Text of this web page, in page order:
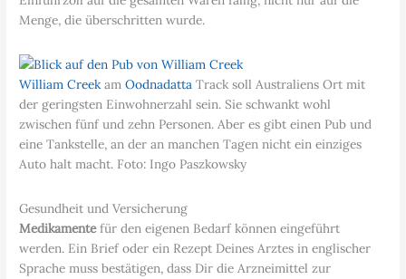
Menge, die überschritten wurde.
William CreekamOodnadatta Track soll Australiens Ort mit
der geringsten Einwohnerzahl sein. Sie schwankt wohl
zwischen fünf und zehn Personen. Aber es gibt einen Pub und
eine Tankstelle, an der an manchen Tagen nicht ein einziges
Auto halt macht. Foto: Ingo Paszkowsky
Gesundheit und Versicherung
Medikamentefür den eigenen Bedarf können eingeführt
werden. Ein Brief oder ein Rezept Deines Arztes in englischer
Sprache muss bestätigen, dass Dir die Arzneimittel zur